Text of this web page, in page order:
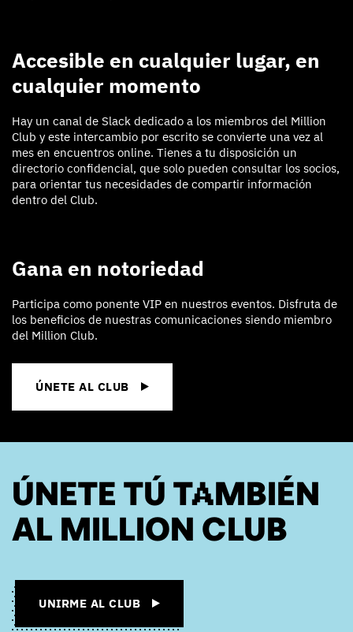
Accesible en cualquier lugar, en
cualquier momento
Hay un canal de Slack dedicado a los miembros del Million
Club y este intercambio por escrito se convierte una vez al
mes en encuentros online. Tienes a tu disposición un
directorio confidencial, que solo pueden consultar los socios,
para orientar tus necesidades de compartir información
dentro del Club.
Gana en notoriedad
Participa como ponente VIP en nuestros eventos. Disfruta de
los beneficios de nuestras comunicaciones siendo miembro
del Million Club.
ÚNETE AL CLUB
ÚNETE TÚ TAMBIÉN
AL MILLION CLUB
UNIRME AL CLUB